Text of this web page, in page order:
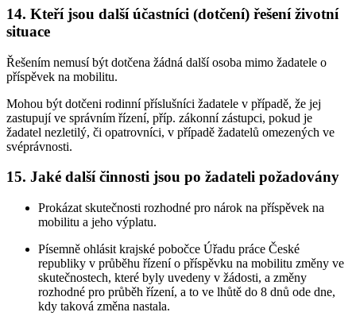
14. Kteří jsou další účastníci (dotčení) řešení životní
situace
Řešením nemusí být dotčena žádná další osoba mimo žadatele o
příspěvek na mobilitu.
Mohou být dotčeni rodinní příslušníci žadatele v případě, že jej
zastupují ve správním řízení, příp. zákonní zástupci, pokud je
žadatel nezletilý, či opatrovníci, v případě žadatelů omezených ve
svéprávnosti.
15. Jaké další činnosti jsou po žadateli požadovány
Prokázat skutečnosti rozhodné pro nárok na příspěvek na
mobilitu a jeho výplatu.
Písemně ohlásit krajské pobočce Úřadu práce České
republiky v průběhu řízení o příspěvku na mobilitu změny ve
skutečnostech, které byly uvedeny v žádosti, a změny
rozhodné pro průběh řízení, a to ve lhůtě do 8 dnů ode dne,
kdy taková změna nastala.